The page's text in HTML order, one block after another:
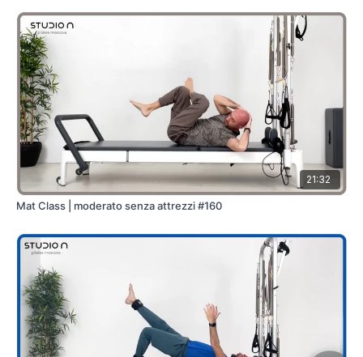
21:32
Mat Class | moderato senza attrezzi #160